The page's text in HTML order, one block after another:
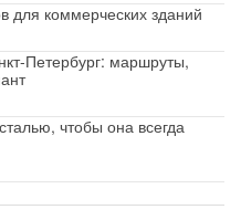
для коммерческих зданий
Петербург: маршруты,
чтобы она всегда